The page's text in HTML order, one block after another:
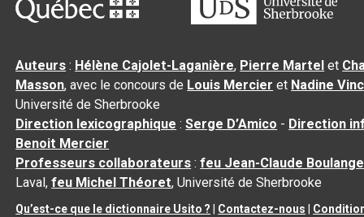
Auteurs : Hélène Cajolet-Laganière, Pierre Martel et
Masson, avec le concours de Louis Mercier et Nadine
Université de Sherbrooke
Direction lexicographique :Serge D’Amico - Direction
Benoit Mercier
Professeurs collaborateurs :feu Jean-Claude
Laval,feu Michel Théoret, Université de Sherbrooke
Qu’est-ce que le dictionnaire Usito ? Contactez-nous